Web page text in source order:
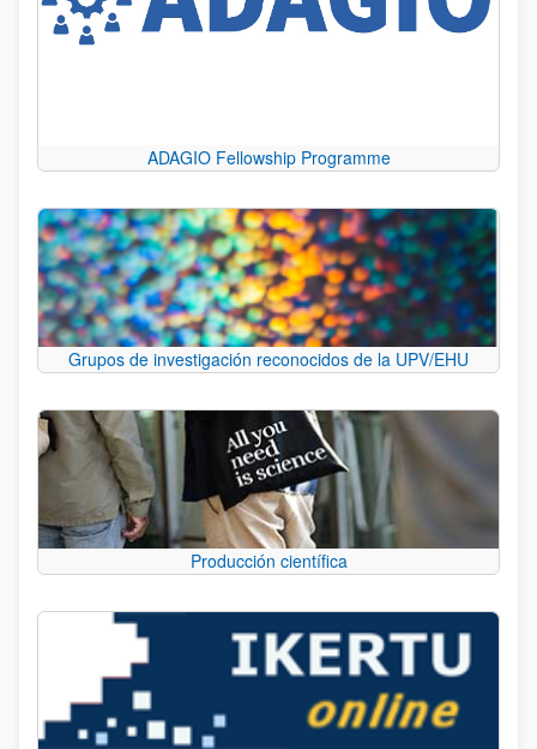
ADAGIO Fellowship Programme
Grupos de investigación reconocidos de la UPV/EHU
Producción científica